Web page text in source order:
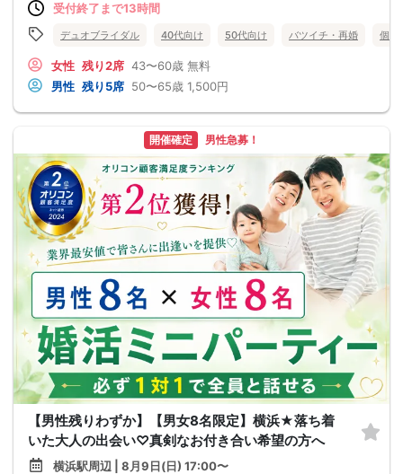
受付終了まで13時間
デュオブライダル 40代向け 50代向け バツイチ・再婚 個室
女性 残り2席 43〜60歳 無料
男性 残り5席 50〜65歳 1,500円
開催確定 男性急募！
【男性残りわずか】【男女8名限定】横浜★落ち着
いた大人の出会い♡真剣なお付き合い希望の方へ
横浜駅周辺 | 8月9日(日) 17:00〜